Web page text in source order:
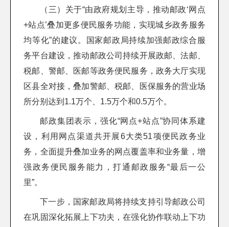
（三）关于“由政府规划主导，推动邮政‘网点
+站点’叠加更多便民服务功能，实现城乡政务服务
均等化”的建议。国家邮政局持续加强邮政综合服
务平台建设，推动邮政公司持续开展政邮、法邮、
税邮、警邮、医邮等政务便民服务，政务大厅实现
区县全对接，叠加警邮、税邮、医保服务的营业场
所分别达到1.1万个、1.5万个和0.5万个。
邮政集团表示，强化“网点+站点”协同体系建
设，利用网点渠道共开展6大类51项便民政务业
务，全面提升叠加业务的网点覆盖率和业务量，增
强政务便民服务能力，打通邮政服务“最后一公
里”。
下一步，国家邮政局将持续支持引导邮政公司
在巩固深化拓展上下功夫，在强化协作联动上下功